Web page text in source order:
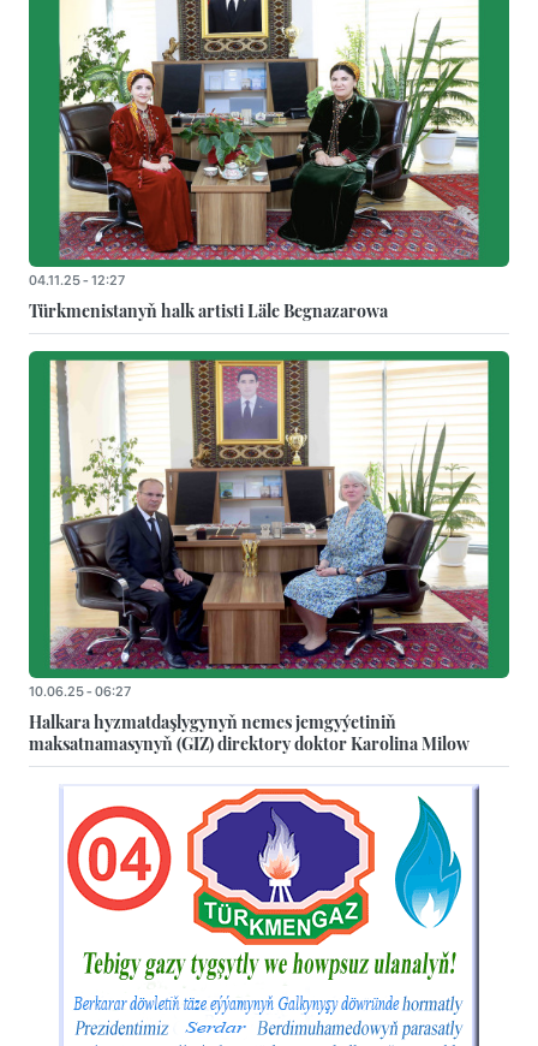
04.11.25 - 12:27
Türkmenistanyň halk artisti Läle Begnazarowa
10.06.25 - 06:27
Halkara hyzmatdaşlygynyň nemes jemgyýetiniň
maksatnamasynyň (GIZ) direktory doktor Karolina Milow